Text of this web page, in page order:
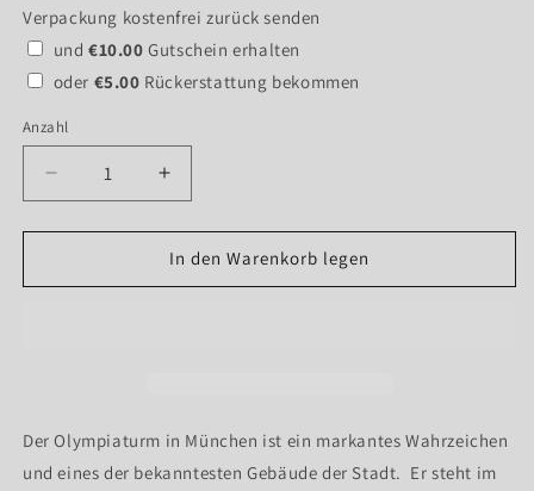
Verpackung kostenfrei zurück senden
und€10.00 Gutschein erhalten
oder €5.00 Rückerstattung bekommen
Anzahl
Verringere
die
Menge
Der
Erhöhe
die
Menge
für
Der
In den Warenkorb legen
Der Olympiaturm in München ist ein markantes Wahrzeichen
und eines der bekanntesten Gebäude der Stadt. Er steht im